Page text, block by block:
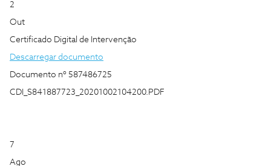
2
Out
Certificado Digital de Intervenção
Descarregar documento
Documento nº 587486725
CDI_S841887723_20201002104200.PDF
7
Ago